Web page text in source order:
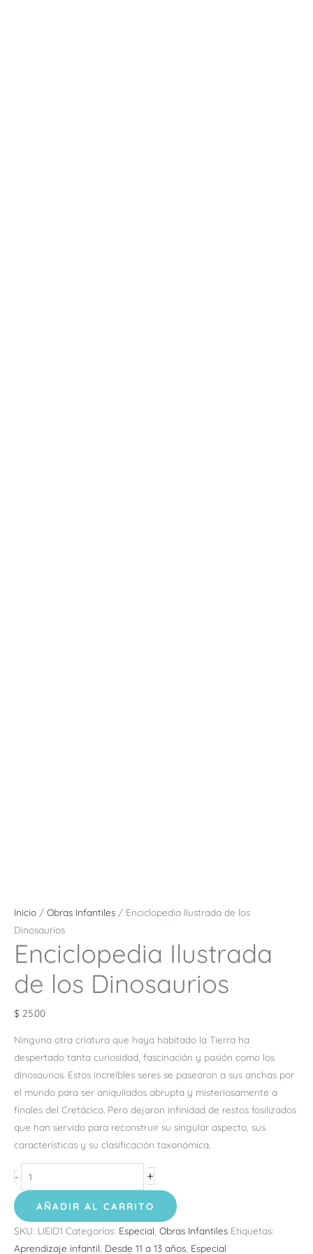
Inicio / Obras Infantiles / Enciclopedia Ilustrada de los
Dinosaurios
Enciclopedia Ilustrada
de los Dinosaurios
$ 25.00
Ninguna otra criatura que haya habitado la Tierra ha
despertado tanta curiosidad, fascinación y pasión como los
dinosaurios. Estos increíbles seres se pasearon a sus anchas por
el mundo para ser aniquilados abrupta y misteriosamente a
finales del Cretácico. Pero dejaron infinidad de restos fosilizados
que han servido para reconstruir su singular aspecto, sus
características y su clasificación taxonómica.
- +
AÑADIR AL CARRITO
SKU: LIEID1 Categorías: Especial, Obras Infantiles Etiquetas:
Aprendizaje infantil, Desde 11 a 13 años, Especial